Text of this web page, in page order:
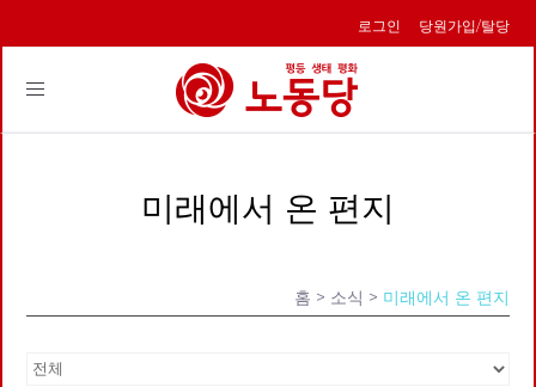
로그인 당원가입/탈당
Toggle
미래에서 온 편지
홈 > 소식 > 미래에서 온 편지